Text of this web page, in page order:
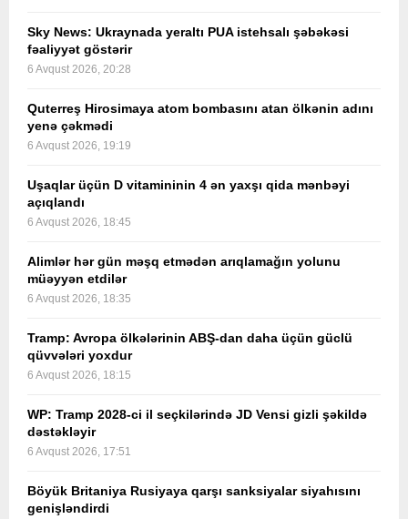
Sky News: Ukraynada yeraltı PUA istehsalı şəbəkəsi
fəaliyyət göstərir
6 Avqust 2026, 20:28
Quterreş Hirosimaya atom bombasını atan ölkənin adını
yenə çəkmədi
6 Avqust 2026, 19:19
Uşaqlar üçün D vitamininin 4 ən yaxşı qida mənbəyi
açıqlandı
6 Avqust 2026, 18:45
Alimlər hər gün məşq etmədən arıqlamağın yolunu
müəyyən etdilər
6 Avqust 2026, 18:35
Tramp: Avropa ölkələrinin ABŞ-dan daha üçün güclü
qüvvələri yoxdur
6 Avqust 2026, 18:15
WP: Tramp 2028-ci il seçkilərində JD Vensi gizli şəkildə
dəstəkləyir
6 Avqust 2026, 17:51
Böyük Britaniya Rusiyaya qarşı sanksiyalar siyahısını
genişləndirdi